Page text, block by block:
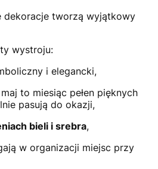
dekoracje tworzą wyjątkowy
wystroju:
i elegancki,
to miesiąc pełen pięknych
pasują do okazji,
bieli i srebra,
w organizacji miejsc przy